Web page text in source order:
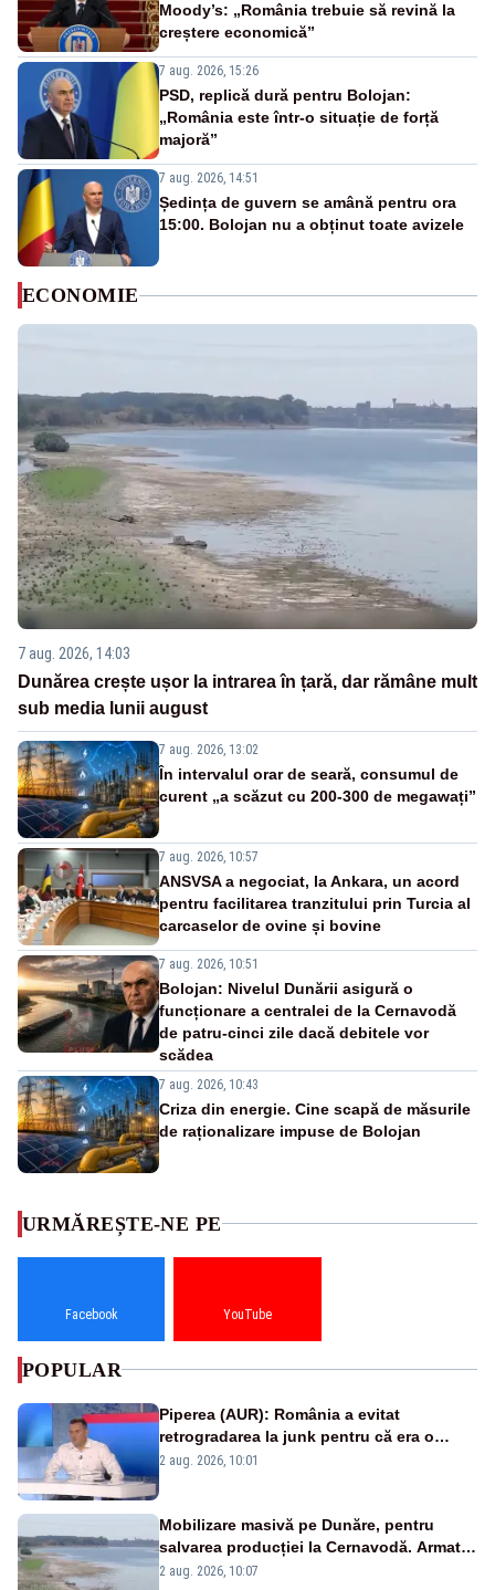
Moody’s: „România trebuie să revină la
creștere economică”
7 aug. 2026, 15:26
PSD, replică dură pentru Bolojan:
„România este într-o situație de forță
majoră”
7 aug. 2026, 14:51
Ședința de guvern se amână pentru ora
15:00. Bolojan nu a obținut toate avizele
ECONOMIE
7 aug. 2026, 14:03
Dunărea crește ușor la intrarea în țară, dar rămâne mult
sub media lunii august
7 aug. 2026, 13:02
În intervalul orar de seară, consumul de
curent „a scăzut cu 200-300 de megawați”
7 aug. 2026, 10:57
ANSVSA a negociat, la Ankara, un acord
pentru facilitarea tranzitului prin Turcia al
carcaselor de ovine și bovine
7 aug. 2026, 10:51
Bolojan: Nivelul Dunării asigură o
funcționare a centralei de la Cernavodă
de patru-cinci zile dacă debitele vor
scădea
7 aug. 2026, 10:43
Criza din energie. Cine scapă de măsurile
de raționalizare impuse de Bolojan
URMĂREȘTE-NE PE
Facebook YouTube
POPULAR
Piperea (AUR): România a evitat
retrogradarea la junk pentru că era o
catastrofă pentru bănci și fondurile de
2 aug. 2026, 10:01
Mobilizare masivă pe Dunăre, pentru
salvarea producției la Cernavodă. Armata
va detona o stâncă și va devia apa
2 aug. 2026, 10:07